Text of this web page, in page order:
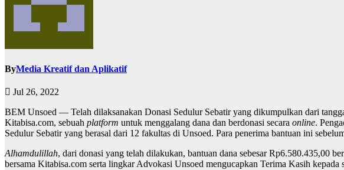
ByMedia Kreatif dan Aplikatif
Jul 26, 2022
BEM Unsoed — Telah dilaksanakan Donasi Sedulur Sebatir yang dikumpulkan dari
Kitabisa.com, sebuah platform untuk menggalang dana dan berdonasi secara online.
Sedulur Sebatir yang berasal dari 12 fakultas di Unsoed. Para penerima bantuan ini
Alhamdulillah, dari donasi yang telah dilakukan, bantuan dana sebesar Rp6.580.435,00
bersama Kitabisa.com serta lingkar Advokasi Unsoed mengucapkan Terima Kasih